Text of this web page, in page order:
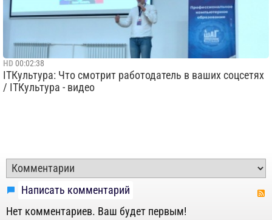
HD 00:02:38
ITКультура: Что смотрит работодатель в ваших соцсетях
/ ITКультура - видео
Написать комментарий
Нет комментариев. Ваш будет первым!